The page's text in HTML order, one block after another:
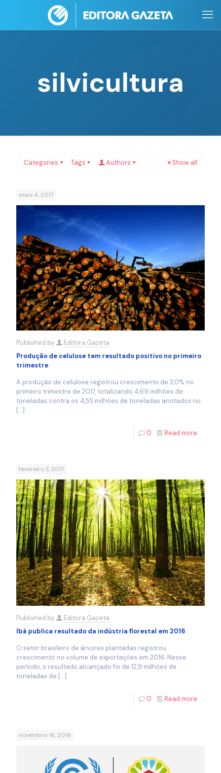
silvicultura
Categories Tags Authors Show all
maio 4, 2017
Published by
Editora Gazeta
Produção de celulose tem resultado positivo no primeiro
trimestre
A produção de celulose registrou crescimento de 3,0% no
primeiro trimestre de 2017, totalizando 4,69 milhões de
toneladas contra os 4,55 milhões de toneladas anotados no
[…]
0 Read more
fevereiro 3, 2017
Published by
Editora Gazeta
Ibá publica resultado da indústria florestal em 2016
O setor brasileiro de árvores plantadas registrou
crescimento no volume de exportações em 2016. Nesse
período, o resultado alcançado foi de 12,9 milhões de
toneladas de […]
0 Read more
novembro 16, 2016